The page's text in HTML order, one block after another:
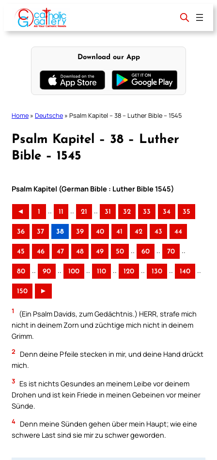
content
Download our App
Home » Deutsche » Psalm Kapitel – 38 – Luther Bible – 1545
Psalm Kapitel – 38 – Luther
Bible – 1545
Psalm Kapitel (German Bible : Luther Bible 1545)
◄ 1 .. 11 .. 21 .. 31 32 33 34 35
36 37 38 39 40 41 42 43 44
45 46 47 48 49 50 .. 60 .. 70 ..
80 .. 90 .. 100 .. 110 .. 120 .. 130 .. 140 ..
150 ►
1
(Ein Psalm Davids, zum Gedächtnis.) HERR, strafe mich
nicht in deinem Zorn und züchtige mich nicht in deinem
Grimm.
2
Denn deine Pfeile stecken in mir, und deine Hand drückt
mich.
3 Es ist nichts Gesundes an meinem Leibe vor deinem
Drohen und ist kein Friede in meinen Gebeinen vor meiner
Sünde.
4 Denn meine Sünden gehen über mein Haupt; wie eine
schwere Last sind sie mir zu schwer geworden.